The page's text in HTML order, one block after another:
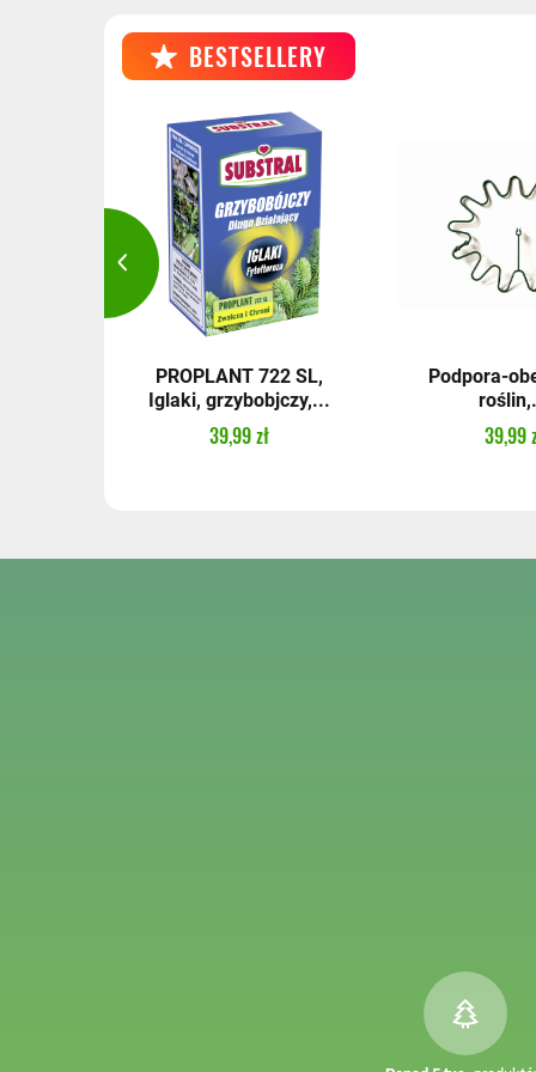
BESTSELLERY
PROPLANT 722 SL,
Iglaki, grzybobjczy,...
39,99 zł
Podpora-
39,99